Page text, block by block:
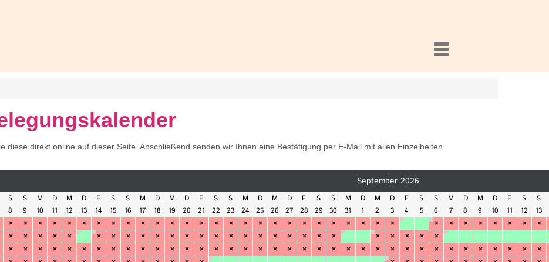
diese direkt online auf dieser Seite. Anschließend senden wir Ihnen eine Bestätigung per E-Mail mit allen Einzelheiten.